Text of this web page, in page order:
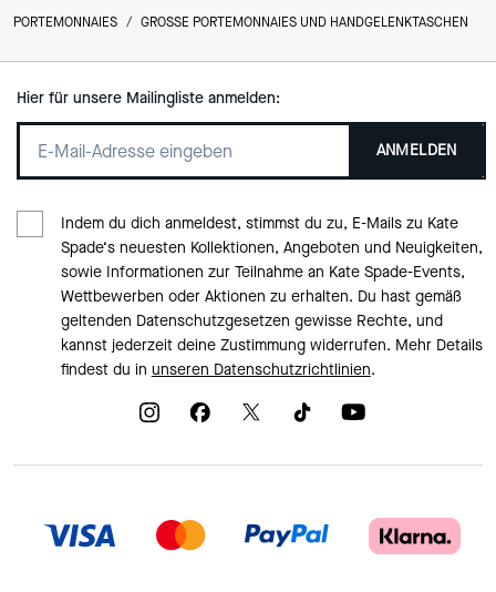
PORTEMONNAIES / GROSSE PORTEMONNAIES UND HANDGELENKTASCHEN
Hier für unsere Mailingliste anmelden:
ANMELDEN
Indem du dich anmeldest, stimmst du zu, E-Mails zu Kate
Spade‘s neuesten Kollektionen, Angeboten und Neuigkeiten,
sowie Informationen zur Teilnahme an Kate Spade-Events,
Wettbewerben oder Aktionen zu erhalten. Du hast gemäß
geltenden Datenschutzgesetzen gewisse Rechte, und
kannst jederzeit deine Zustimmung widerrufen. Mehr Details
findest du in unseren Datenschutzrichtlinien.